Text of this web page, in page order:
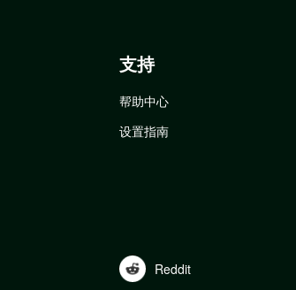
支持
帮助中心
设置指南
Reddit